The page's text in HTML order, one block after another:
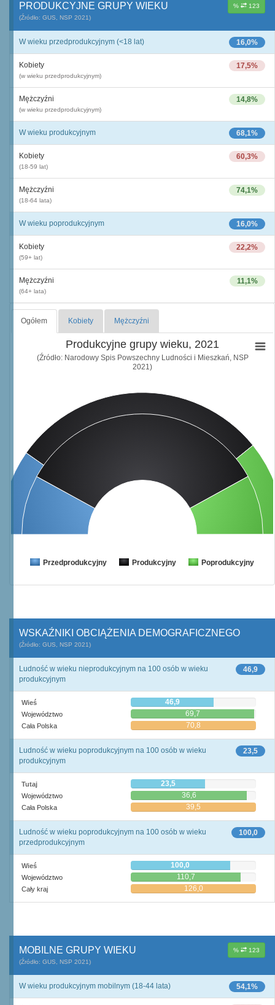
% 123
PRODUKCYJNE GRUPY WIEKU
(Źródło: GUS, NSP 2021)
16,0%
W wieku przedprodukcyjnym (<18 lat)
17,5%
Kobiety
(w wieku przedprodukcyjnym)
14,8%
Mężczyźni
(w wieku przedprodukcyjnym)
68,1%
W wieku produkcyjnym
60,3%
Kobiety
(18-59 lat)
74,1%
Mężczyźni
(18-64 lata)
16,0%
W wieku poprodukcyjnym
22,2%
Kobiety
(59+ lat)
11,1%
Mężczyźni
(64+ lata)
Ogółem Kobiety Mężczyźni
Produkcyjne grupy wieku, 2021
(Źródło: Narodowy Spis Powszechny Ludności i Mieszkań, NSP
2021)
Przedprodukcyjny Produkcyjny Poprodukcyjny
WSKAŹNIKI OBCIĄŻENIA DEMOGRAFICZNEGO
(Źródło: GUS, NSP 2021)
46,9
Ludność w wieku nieprodukcyjnym na 100 osób w wieku
produkcyjnym
Wieś 46,9
Województwo 69,7
Cała Polska 70,8
23,5
Ludność w wieku poprodukcyjnym na 100 osób w wieku
produkcyjnym
Tutaj 23,5
Województwo 36,6
Cała Polska 39,5
100,0
Ludność w wieku poprodukcyjnym na 100 osób w wieku
przedprodukcyjnym
Wieś 100,0
Województwo 110,7
Cały kraj 126,0
% 123
MOBILNE GRUPY WIEKU
(Źródło: GUS, NSP 2021)
54,1%
W wieku produkcyjnym mobilnym (18-44 lata)